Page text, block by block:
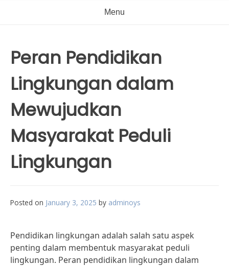
Menu
Peran Pendidikan
Lingkungan dalam
Mewujudkan
Masyarakat Peduli
Lingkungan
Posted on January 3, 2025 by adminoys
Pendidikan lingkungan adalah salah satu aspek
penting dalam membentuk masyarakat peduli
lingkungan. Peran pendidikan lingkungan dalam